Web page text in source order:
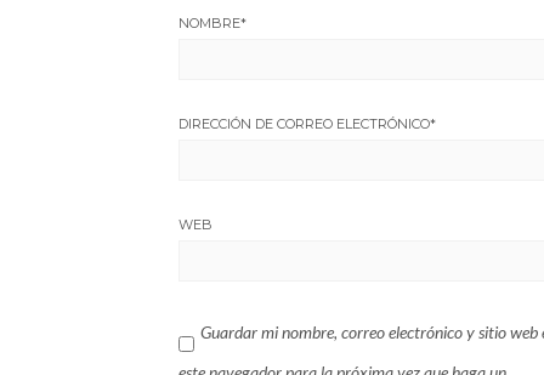
NOMBRE*
DIRECCIÓN DE CORREO ELECTRÓNICO*
WEB
Guardar mi nombre, correo electrónico y sitio web